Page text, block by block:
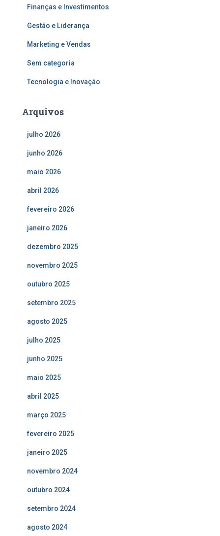
Finanças e Investimentos
Gestão e Liderança
Marketing e Vendas
Sem categoria
Tecnologia e Inovação
Arquivos
julho 2026
junho 2026
maio 2026
abril 2026
fevereiro 2026
janeiro 2026
dezembro 2025
novembro 2025
outubro 2025
setembro 2025
agosto 2025
julho 2025
junho 2025
maio 2025
abril 2025
março 2025
fevereiro 2025
janeiro 2025
novembro 2024
outubro 2024
setembro 2024
agosto 2024